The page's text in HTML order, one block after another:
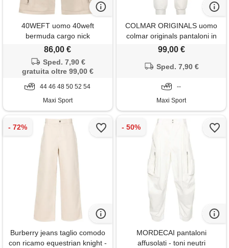
40WEFT uomo 40weft
bermuda cargo nick
86,00 €
Sped. 7,90 €
gratuita oltre 99,00 €
44 46 48 50 52 54
Maxi Sport
COLMAR ORIGINALS uomo
colmar originals pantaloni in
ottoman
99,00 €
Sped. 7,90 €
--
Maxi Sport
Burberry jeans taglio comodo
con ricamo equestrian knight -
MORDECAI pantaloni
affusolati - toni neutri